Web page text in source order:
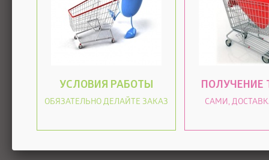
УСЛОВИЯ РАБОТЫ
ОБЯЗАТЕЛЬНО ДЕЛАЙТЕ ЗАКАЗ
ПОЛУЧЕНИЕ
САМИ,